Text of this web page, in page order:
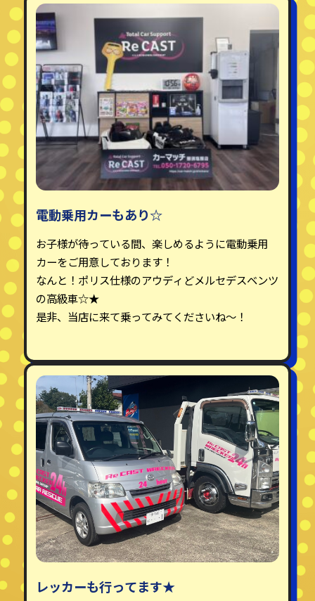
さらに！数種類のお飲み物をご用意しておりますの
で是非一度ご来店ください★
電動乗用カーもあり☆
お子様が待っている間、楽しめるように電動乗用
カーをご用意しております！
なんと！ポリス仕様のアウディどメルセデスベンツ
の高級車☆★
是非、当店に来て乗ってみてくださいね～！
レッカーも行ってます★